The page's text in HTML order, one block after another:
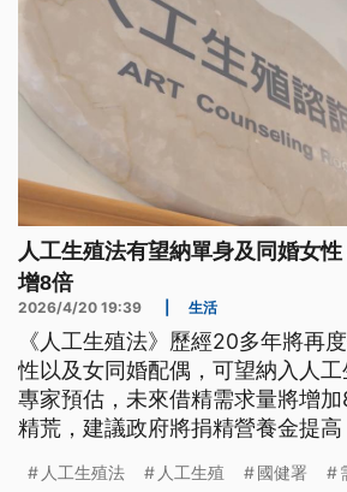
人工生殖法有望納單身及同婚女
增8倍
2026/4/20 19:39 生活
《人工生殖法》歷經20多年將再
性以及女同婚配偶，可望納入人
專家預估，未來借精需求量將增
精荒，建議政府將捐精營養金提高
人工生殖法 人工生殖 國健署